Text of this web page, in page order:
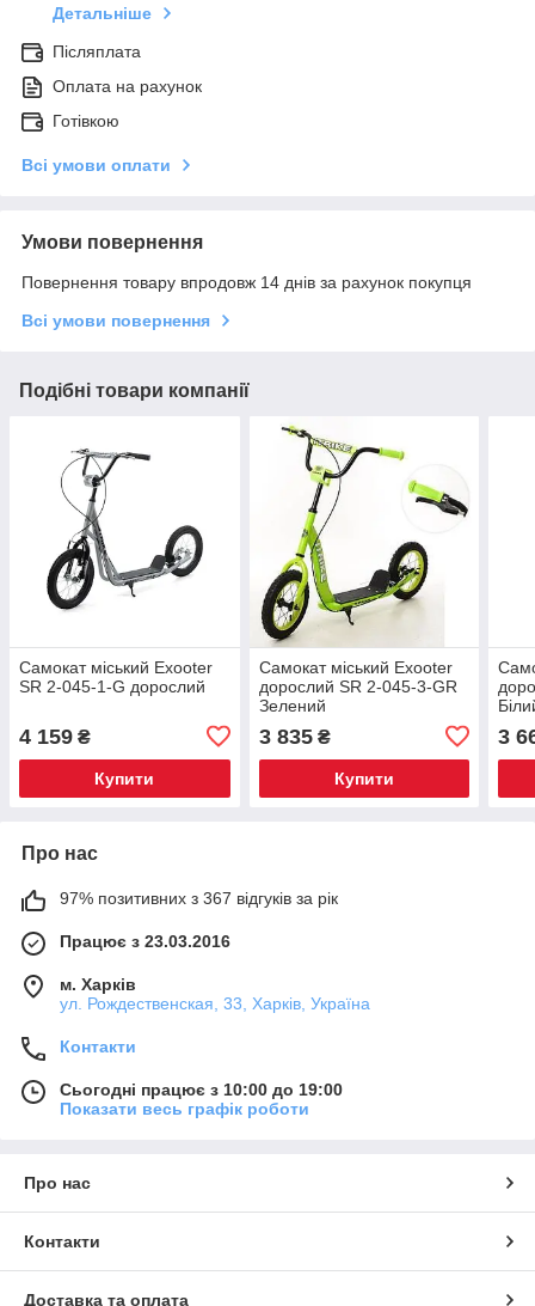
Детальніше
Післяплата
Оплата на рахунок
Готівкою
Всі умови оплати
Умови повернення
Повернення товару впродовж 14 днів за рахунок покупця
Всі умови повернення
Подібні товари компанії
Самокат міський Exooter
SR 2-045-1-G дорослий
4 159 ₴
Купити
Самокат міський Exooter
дорослий SR 2-045-3-GR
Зелений
3 835₴
Купити
3
Про нас
97% позитивних з 367 відгуків за рік
Працює з 23.03.2016
м. Харків
ул. Рождественская, 33, Харків, Україна
Контакти
Сьогодні працює з 10:00 до 19:00
Показати весь графік роботи
Про нас
Контакти
Доставка та оплата